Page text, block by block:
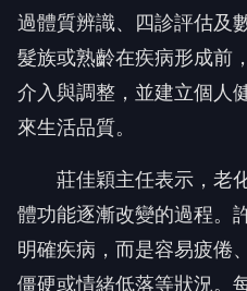
過體質辨識、四診評估及
髮族或熟齡在疾病形成前
介入與調整，並建立個人
來生活品質。
莊佳穎主任表示，老化
體功能逐漸改變的過程。
明確疾病，而是容易疲倦
僵硬或情緒低落等狀況。